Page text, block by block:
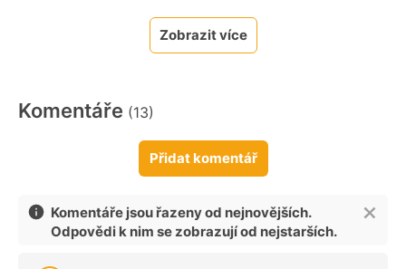
Zobrazit více
Komentáře (13)
Přidat komentář
Komentáře jsou řazeny od nejnovějších.
Odpovědi k nim se zobrazují od nejstarších.